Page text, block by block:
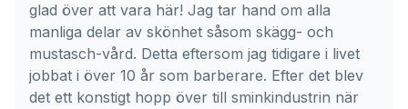
glad över att vara här! Jag tar hand om alla
manliga delar av skönhet såsom skägg- och
mustasch-vård. Detta eftersom jag tidigare i livet
jobbat i över 10 år som barberare. Efter det blev
det ett konstigt hopp över till sminkindustrin när